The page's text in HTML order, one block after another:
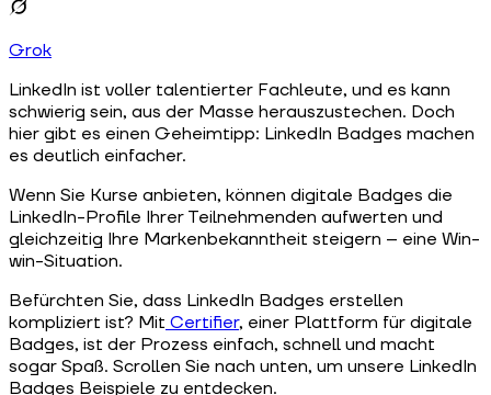
Grok
LinkedIn ist voller talentierter Fachleute, und es kann
schwierig sein, aus der Masse herauszustechen. Doch
hier gibt es einen Geheimtipp: LinkedIn Badges machen
es deutlich einfacher.
Wenn Sie Kurse anbieten, können digitale Badges die
LinkedIn-Profile Ihrer Teilnehmenden aufwerten und
gleichzeitig Ihre Markenbekanntheit steigern – eine Win-
win-Situation.
Befürchten Sie, dass LinkedIn Badges erstellen
kompliziert ist? Mit Certifier, einer Plattform für digitale
Badges, ist der Prozess einfach, schnell und macht
sogar Spaß. Scrollen Sie nach unten, um unsere LinkedIn
Badges Beispiele zu entdecken.